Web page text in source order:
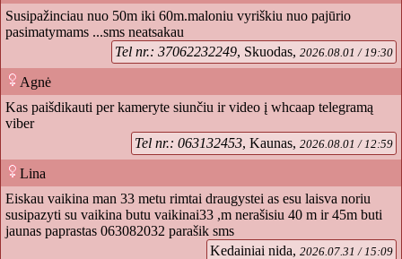
Susipažinciau nuo 50m iki 60m.maloniu vyriškiu nuo pajūrio
pasimatymams ...sms neatsakau
Tel nr.: 37062232249, Skuodas, 2026.08.01 / 19:30
Agnė
Kas paišdikauti per kameryte siunčiu ir video į whcaap telegramą
viber
Tel nr.: 063132453, Kaunas, 2026.08.01 / 12:59
Lina
Eiskau vaikina man 33 metu rimtai draugystei as esu laisva noriu
susipazyti su vaikina butu vaikinai33 ,m nerašisiu 40 m ir 45m buti
jaunas paprastas 063082032 parašik sms
Kedainiai nida, 2026.07.31 / 15:09